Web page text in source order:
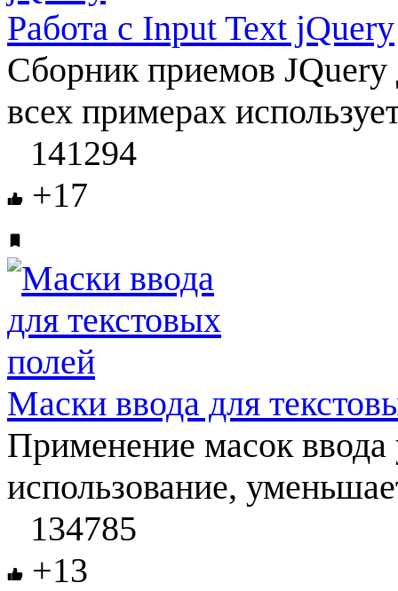
Работа с Input Text jQuery
Сборник приемов
всех примерах
141294
+17
Маски ввода для
Применение масок
использование,
134785
+13